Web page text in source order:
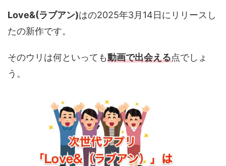
Love&(ラブアン)はの2025年3月14日にリリースし
たの新作です。
そのウリは何といっても動画で出会える点でしょ
う。